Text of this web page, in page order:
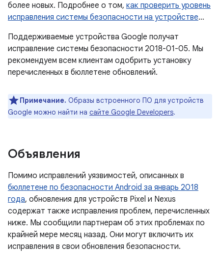
более новых. Подробнее о том, как проверить уровень
исправления системы безопасности на устройстве…
Поддерживаемые устройства Google получат
исправление системы безопасности 2018-01-05. Мы
рекомендуем всем клиентам одобрить установку
перечисленных в бюллетене обновлений.
Примечание. Образы встроенного ПО для устройств
Google можно найти на сайте Google Developers.
Объявления
Помимо исправлений уязвимостей, описанных в
бюллетене по безопасности Android за январь 2018
года, обновления для устройств Pixel и Nexus
содержат также исправления проблем, перечисленных
ниже. Мы сообщили партнерам об этих проблемах по
крайней мере месяц назад. Они могут включить их
исправления в свои обновления безопасности.